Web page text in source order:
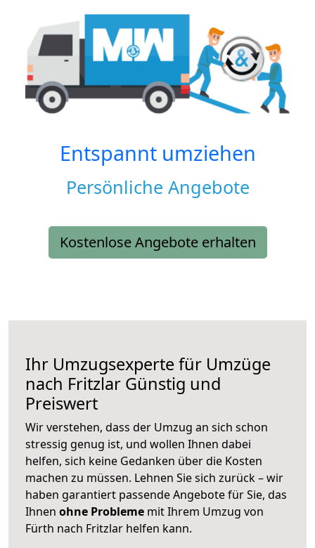
Entspannt umziehen
Persönliche Angebote
Kostenlose Angebote erhalten
Ihr Umzugsexperte für Umzüge
nach Fritzlar Günstig und
Preiswert
Wir verstehen, dass der Umzug an sich schon
stressig genug ist, und wollen Ihnen dabei
helfen, sich keine Gedanken über die Kosten
machen zu müssen. Lehnen Sie sich zurück – wir
haben garantiert passende Angebote für Sie, das
Ihnen ohne Probleme mit Ihrem Umzug von
Fürth nach Fritzlar helfen kann.